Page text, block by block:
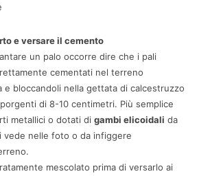
e versare il cemento
un palo occorre dire che i pali
cementati nel terreno
e bloccandoli nella gettata di calcestruzzo
di 8-10 centimetri. Più semplice
metallici o dotati di gambi elicoidali da
vede nelle foto o da infiggere
mescolato prima di versarlo ai